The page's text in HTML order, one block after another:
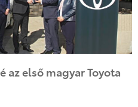
az első magyar Toyota